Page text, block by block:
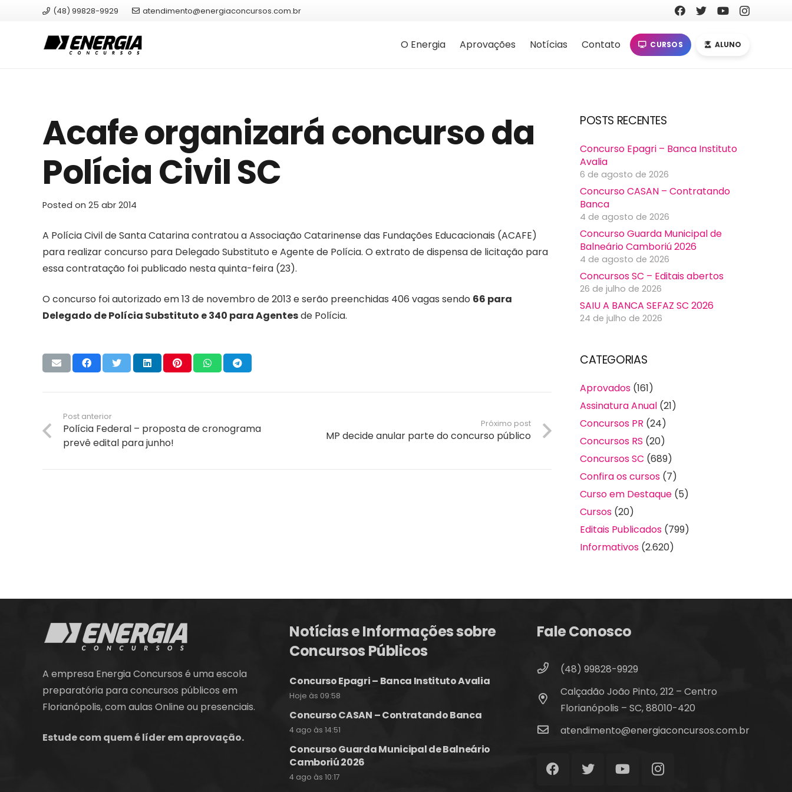
(48) 99828-9929 atendimento@energiaconcursos.com.br
O Energia Aprovações Notícias Contato CURSOS ALUNO
Acafe organizará concurso da
Polícia Civil SC
Posted on 25 abr 2014
A Polícia Civil de Santa Catarina contratou a Associação Catarinense das Fundações Educacionais (ACAFE)
para realizar concurso para Delegado Substituto e Agente de Polícia. O extrato de dispensa de licitação para
essa contratação foi publicado nesta quinta-feira (23).
O concurso foi autorizado em 13 de novembro de 2013 e serão preenchidas 406 vagas sendo 66 para
Delegado de Polícia Substituto e 340 para Agentesde Polícia.
Post anterior
Polícia Federal – proposta de cronograma
prevê edital para junho!
Próximo post
MP decide anular parte do concurso público
POSTS RECENTES
Concurso Epagri – Banca Instituto
Avalia
6 de agosto de 2026
Concurso CASAN – Contratando
Banca
4 de agosto de 2026
Concurso Guarda Municipal de
Balneário Camboriú 2026
4 de agosto de 2026
Concursos SC – Editais abertos
26 de julho de 2026
SAIU A BANCA SEFAZ SC 2026
24 de julho de 2026
CATEGORIAS
Aprovados (161)
Assinatura Anual (21)
Concursos PR (24)
Concursos RS (20)
Concursos SC (689)
Confira os cursos (7)
Curso em Destaque (5)
Cursos (20)
Editais Publicados (799)
Informativos (2.620)
A empresa Energia Concursos é uma escola
preparatória para concursos públicos em
Florianópolis, com aulas Online ou presenciais.
Estude com quem é líder em aprovação.
Notícias e Informações sobre
Concursos Públicos
Concurso Epagri – Banca Instituto Avalia
Hoje às 09:58
Concurso CASAN – Contratando Banca
4 ago às 14:51
Concurso Guarda Municipal de Balneário
Camboriú 2026
4 ago às 10:17
Fale Conosco
(48) 99828-9929
Calçadão João Pinto, 212 – Centro
Florianópolis – SC, 88010-420
atendimento@energiaconcursos.com.br